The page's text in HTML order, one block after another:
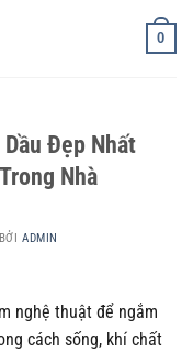
0
Đẹp Nhất
Nhà
BỞI ADMIN
nghệ thuật để ngắm
cách sống, khí chất